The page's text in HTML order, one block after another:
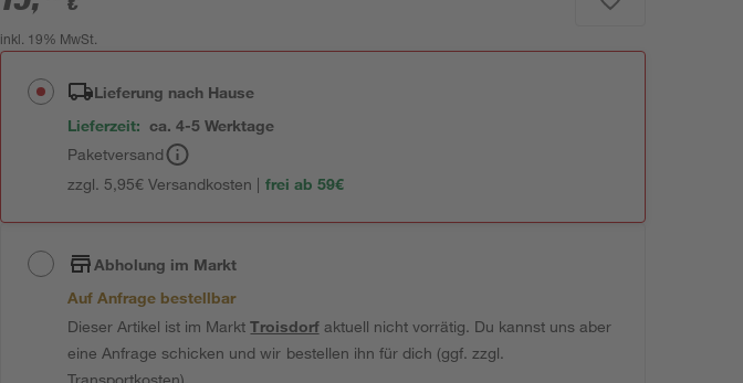
inkl. 19% MwSt.
Lieferung nach Hause
Lieferzeit: ca. 4-5 Werktage
Paketversand
zzgl. 5,95€ Versandkosten | frei ab 59€
Abholung im Markt
Auf Anfrage bestellbar
Dieser Artikel ist im MarktTroisdorfaktuell nicht vorrätig. Du kannst uns aber
eine Anfrage schicken und wir bestellen ihn für dich (ggf. zzgl.
Transportkosten).